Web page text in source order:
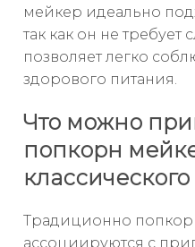
мейкер идеально
так как он не
позволяет легко
здорового питания.
Что можно
попкорн
Традиционно
ассоциируются с